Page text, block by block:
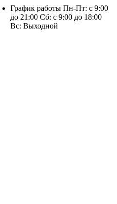
График работы Пн-Пт: с 9:00
до 21:00 Сб: с 9:00 до 18:00
Вс: Выходной